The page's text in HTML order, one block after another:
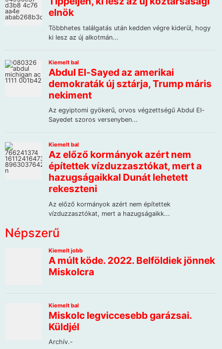
Népszerű